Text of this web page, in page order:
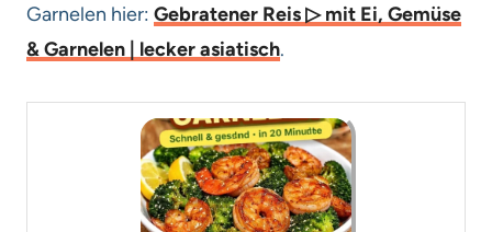
Garnelen hier: Gebratener Reis ▷ mit Ei, Gemüse
& Garnelen | lecker asiatisch.